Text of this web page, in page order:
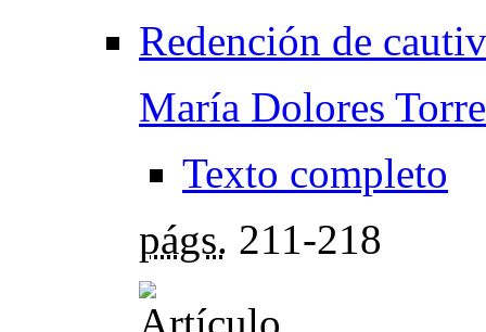
Redención de
María Dolores
Texto completo
págs. 211-218